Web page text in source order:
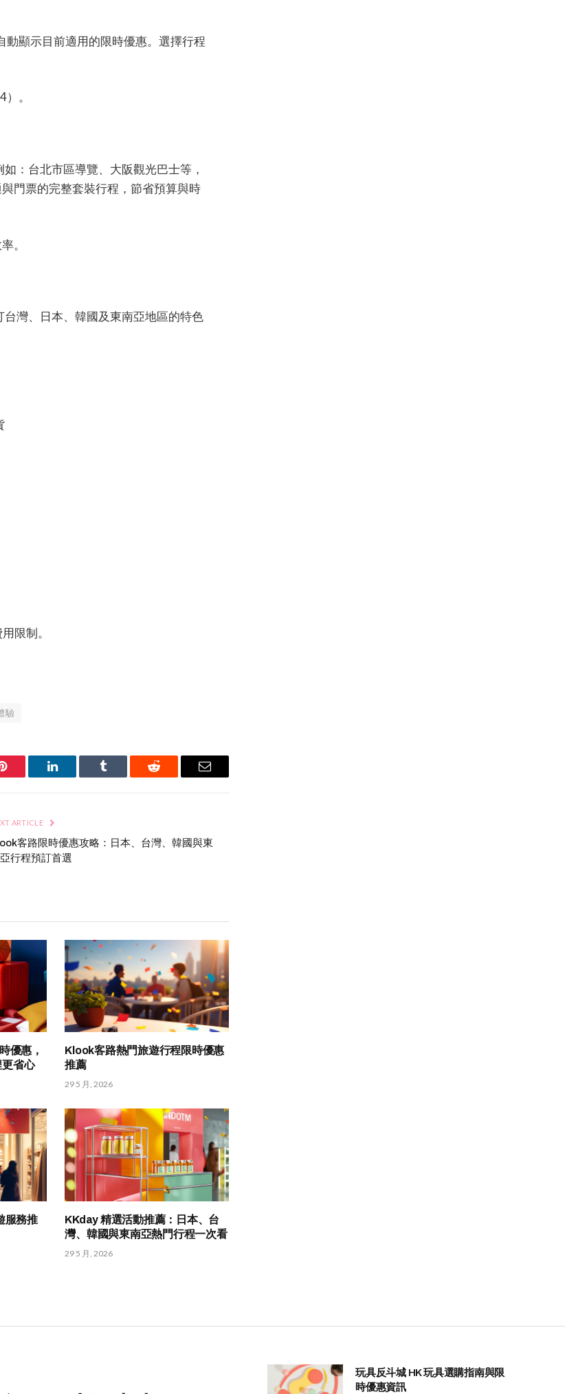
動顯示目前適用的限時優惠。選擇行程
。
：台北市區導覽、大阪觀光巴士等，
門票的完整套裝行程，節省預算與時
。
灣、日本、韓國及東南亞地區的特色
限制。
驗
Pinterest LinkedIn Tumblr Reddit Email
ARTICLE
客路限時優惠攻略：日本、台灣、韓國與東
行程預訂首選
優惠，
更省心
Klook客路熱門旅遊行程限時優惠
推薦
29 5 月, 2026
服務推
KKday 精選活動推薦：日本、台
灣、韓國與東南亞熱門行程一次看
29 5 月, 2026
玩具反斗城 HK 玩具選購指南與限
時優惠資訊